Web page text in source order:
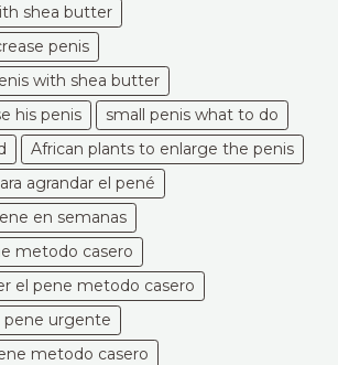
shea butter
penis
with shea butter
his penis
small penis what to do
African plants to enlarge the penis
agrandar el pené
en semanas
metodo casero
el pene metodo casero
pene urgente
metodo casero